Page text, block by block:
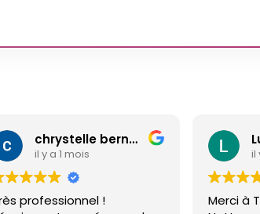
chrystelle bernard Luce Marie
Merci à TB Rénovation et